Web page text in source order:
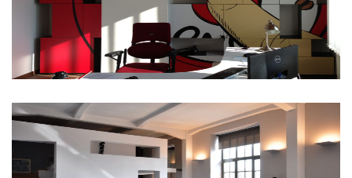
Budapest loft lakás